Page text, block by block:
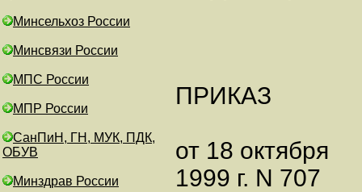
Минсельхоз России
Минсвязи России
МПС России
МПР России
СанПиН, ГН, МУК, ПДК,
ОБУВ
Минздрав России
ПРИКАЗ
от 18 октября
1999 г. N 707